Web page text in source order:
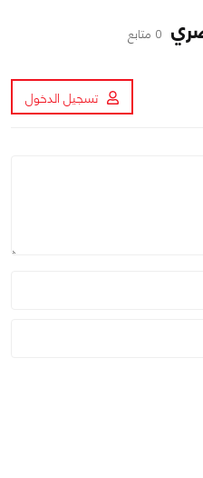
0 متابع
تسجيل الدخول